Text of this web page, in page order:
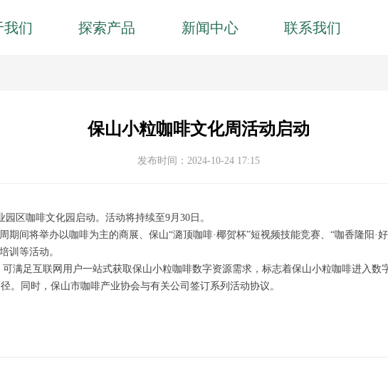
我们 探索产品 新闻中心 联系我们
保山小粒咖啡文化周活动启动
区咖啡文化园启动。活动将持续至9月30日。
期间将举办以咖啡为主的商展、保山“潞顶咖啡·椰贺杯”短视频技能竞赛、“咖香隆阳·
训等活动。
满足互联网用户一站式获取保山小粒咖啡数字资源需求，标志着保山小粒咖啡进入
。同时，保山市咖啡产业协会与有关公司签订系列活动协议。
发布时间： 2024-10-24 17:15